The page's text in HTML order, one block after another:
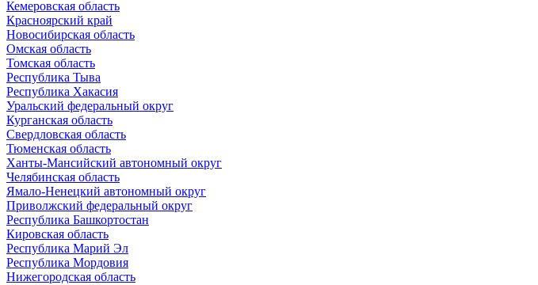
Кемеровская область
Красноярский край
Новосибирская область
Омская область
Томская область
Республика Тыва
Республика Хакасия
Уральский федеральный округ
Курганская область
Свердловская область
Тюменская область
Ханты-Мансийский автономный округ
Челябинская область
Ямало-Ненецкий автономный округ
Приволжский федеральный округ
Республика Башкортостан
Кировская область
Республика Марий Эл
Республика Мордовия
Нижегородская область